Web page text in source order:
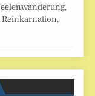
Reinkarnation,